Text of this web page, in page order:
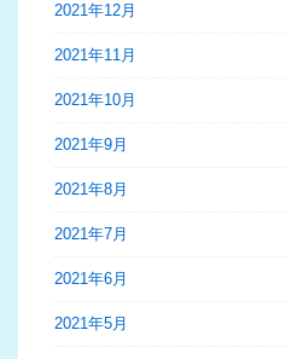
2021年12月
2021年11月
2021年10月
2021年9月
2021年8月
2021年7月
2021年6月
2021年5月